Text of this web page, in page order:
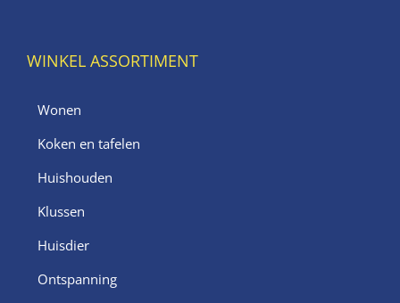
WINKEL ASSORTIMENT
Wonen
Koken en tafelen
Huishouden
Klussen
Huisdier
Ontspanning